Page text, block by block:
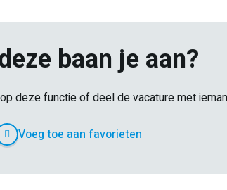
baan je aan?
deze functie of deel de vacature met
Voeg toe aan favorieten